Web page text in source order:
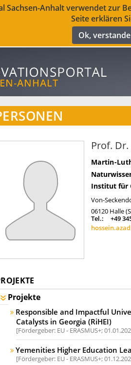
Sachsen-Anhalt verwendet zur
Seite erklären
Ok,
Prof.
Martin-
Institut für
Von-
06120 Halle
Tel.:
+49
Projekte
Responsible and Impactful
Catalysts in Georgia (RiHEI)
Fördergeber: EU - ERASMUS+;
Yemenities Higher Education
Fördergeber: EU - ERASMUS+;